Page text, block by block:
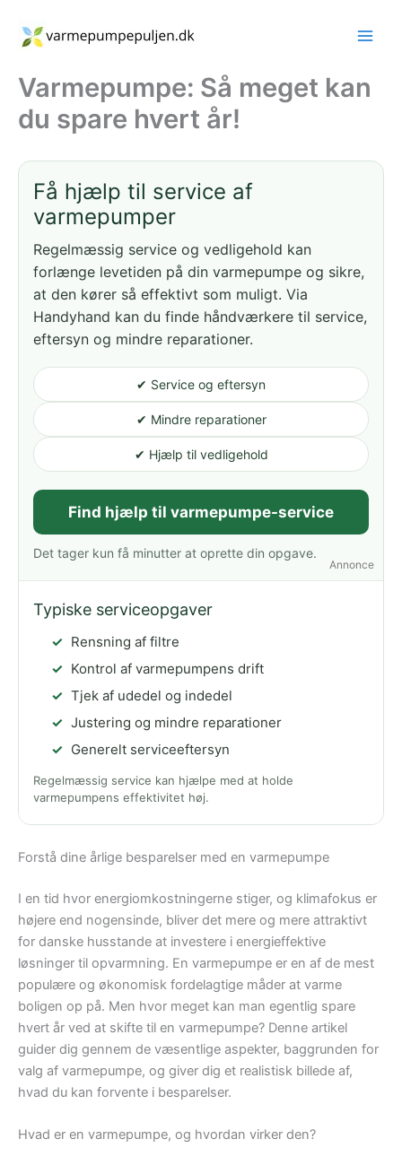
indholdet
Varmepumpe: Så meget kan
du spare hvert år!
Annonce
Få hjælp til service af
varmepumper
Regelmæssig service og vedligehold kan
forlænge levetiden på din varmepumpe og sikre,
at den kører så effektivt som muligt. Via
Handyhand kan du finde håndværkere til service,
eftersyn og mindre reparationer.
✔ Service og eftersyn
✔ Mindre reparationer
✔ Hjælp til vedligehold
Find hjælp til varmepumpe-service
Det tager kun få minutter at oprette din opgave.
Typiske serviceopgaver
Rensning af filtre
Kontrol af varmepumpens drift
Tjek af udedel og indedel
Justering og mindre reparationer
Generelt serviceeftersyn
Regelmæssig service kan hjælpe med at holde
varmepumpens effektivitet høj.
Forstå dine årlige besparelser med en varmepumpe
I en tid hvor energiomkostningerne stiger, og klimafokus er
højere end nogensinde, bliver det mere og mere attraktivt
for danske husstande at investere i energieffektive
løsninger til opvarmning. En varmepumpe er en af de mest
populære og økonomisk fordelagtige måder at varme
boligen op på. Men hvor meget kan man egentlig spare
hvert år ved at skifte til en varmepumpe? Denne artikel
guider dig gennem de væsentlige aspekter, baggrunden for
valg af varmepumpe, og giver dig et realistisk billede af,
hvad du kan forvente i besparelser.
Hvad er en varmepumpe, og hvordan virker den?